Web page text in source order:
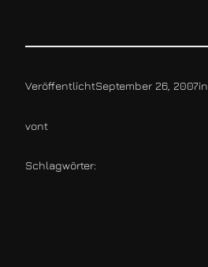
VeröffentlichtSeptember 26, 2007in
vont
Schlagwörter: